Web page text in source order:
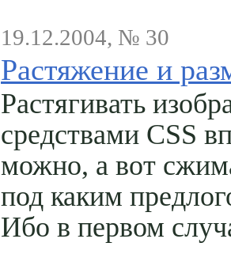
19.12.2004, № 30
Растяжение и
Растягивать
средствами CSS
можно, а вот
под каким
Ибо в первом